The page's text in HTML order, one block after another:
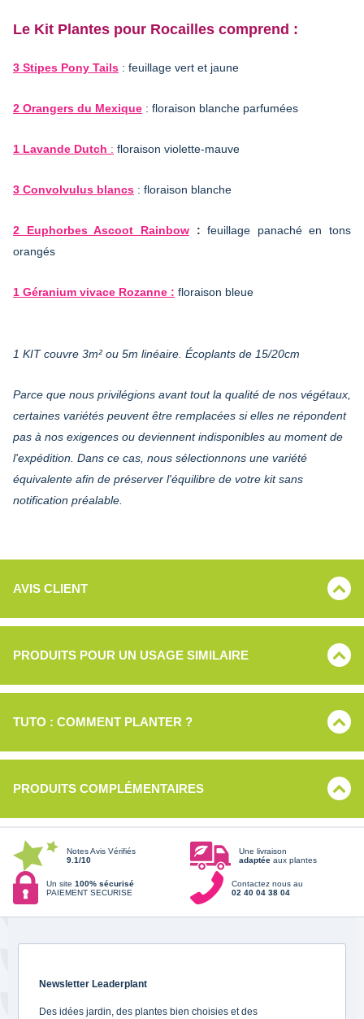
Le Kit Plantes pour Rocailles comprend :
3 Stipes Pony Tails : feuillage vert et jaune
2 Orangers du Mexique : floraison blanche parfumées
1 Lavande Dutch : floraison violette-mauve
3 Convolvulus blancs : floraison blanche
2 Euphorbes Ascoot Rainbow: feuillage panaché en tons
orangés
1 Géranium vivace Rozanne : floraison bleue
1 KIT couvre 3m² ou 5m linéaire. Écoplants de 15/20cm
Parce que nous privilégions avant tout la qualité de nos végétaux,
certaines variétés peuvent être remplacées si elles ne répondent
pas à nos exigences ou deviennent indisponibles au moment de
l'expédition. Dans ce cas, nous sélectionnons une variété
équivalente afin de préserver l'équilibre de votre kit sans
notification préalable.
AVIS CLIENT
PRODUITS POUR UN USAGE SIMILAIRE
TUTO : COMMENT PLANTER ?
PRODUITS COMPLÉMENTAIRES
Notes Avis Vérifiés
9.1/10
Une livraison
adaptée aux plantes
Un site 100% sécurisé
PAIEMENT SECURISE
Contactez nous au
02 40 04 38 04
Newsletter Leaderplant
Des idées jardin, des plantes bien choisies et des